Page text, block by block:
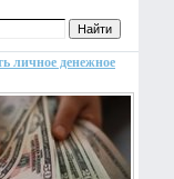
личное денежное